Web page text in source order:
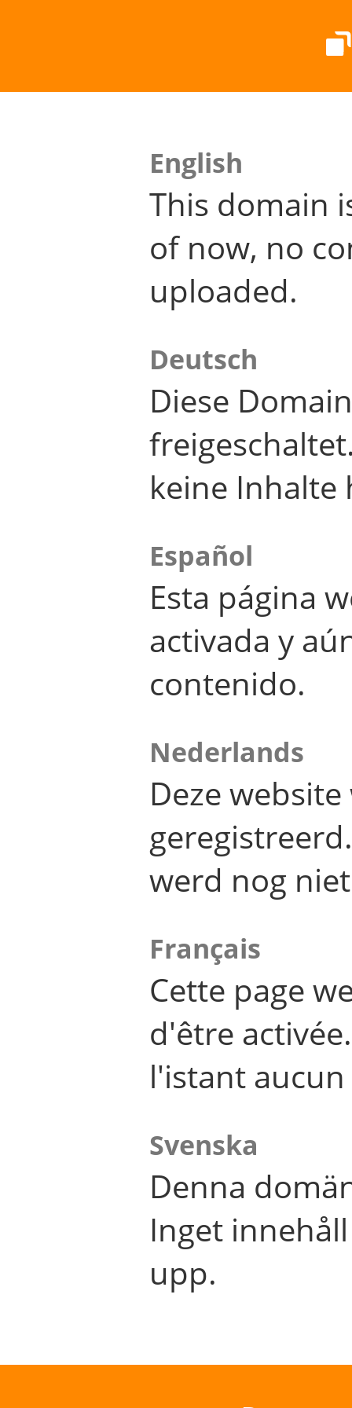
English
This domain
of now, no
uploaded.
Deutsch
Diese
keine Inhalte
Español
Esta página
activada y
contenido.
Nederlands
Deze
werd nog
Français
Cette page
d'être
l'istant
Svenska
Denna
Inget
upp.